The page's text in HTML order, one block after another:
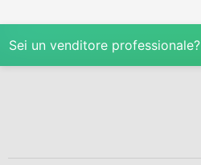
Sei un venditore professionale?